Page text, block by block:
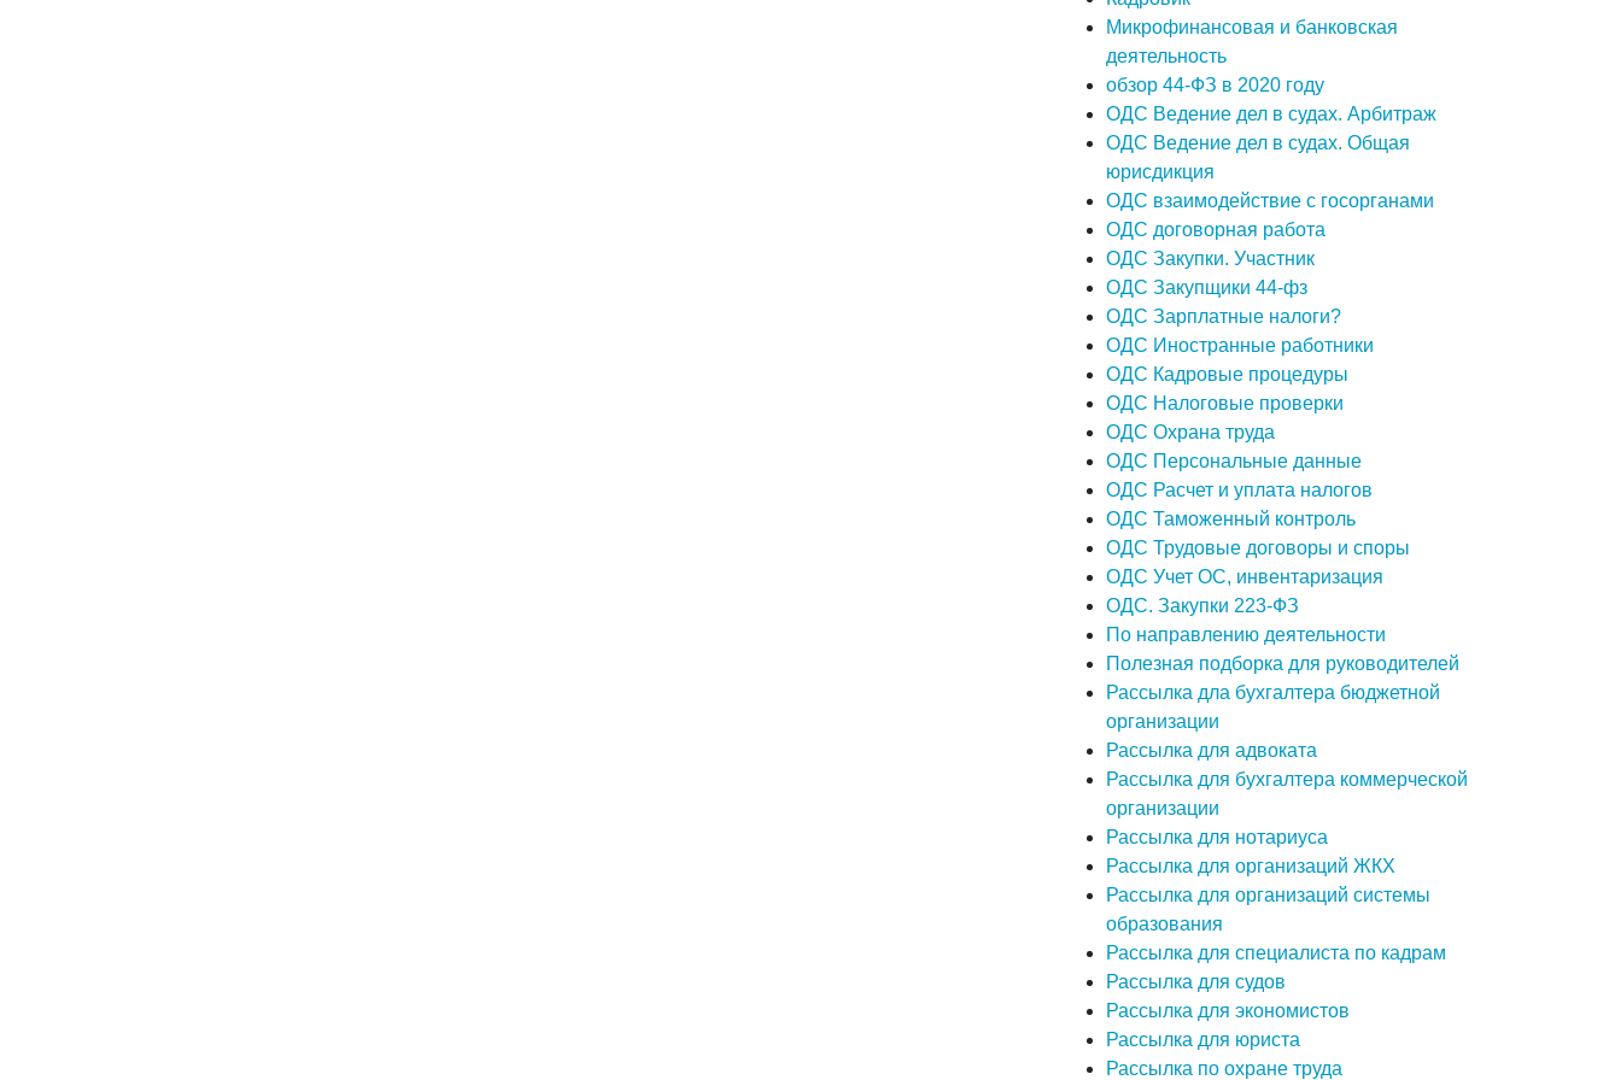
Микрофинансовая и банковская
деятельность
обзор 44-ФЗ в 2020 году
ОДС Ведение дел в судах. Арбитраж
ОДС Ведение дел в судах. Общая
юрисдикция
ОДС взаимодействие с госорганами
ОДС договорная работа
ОДС Закупки. Участник
ОДС Закупщики 44-фз
ОДС Зарплатные налоги?
ОДС Иностранные работники
ОДС Кадровые процедуры
ОДС Налоговые проверки
ОДС Охрана труда
ОДС Персональные данные
ОДС Расчет и уплата налогов
ОДС Таможенный контроль
ОДС Трудовые договоры и споры
ОДС Учет ОС, инвентаризация
ОДС. Закупки 223-ФЗ
По направлению деятельности
Полезная подборка для руководителей
Рассылка дла бухгалтера бюджетной
организации
Рассылка для адвоката
Рассылка для бухгалтера коммерческой
организации
Рассылка для нотариуса
Рассылка для организаций ЖКХ
Рассылка для организаций системы
образования
Рассылка для специалиста по кадрам
Рассылка для судов
Рассылка для экономистов
Рассылка для юриста
Рассылка по охране труда